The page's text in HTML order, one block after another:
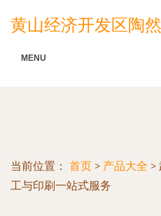
黄山经济开发区陶
MENU
当前位置： 首页 > 产品大全 >
工与印刷一站式服务